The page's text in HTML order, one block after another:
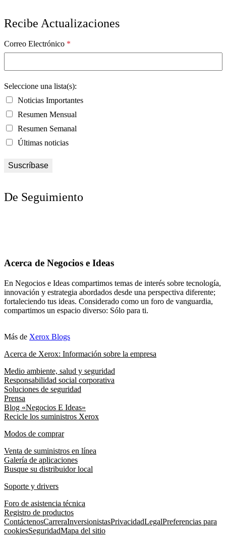
Recibe Actualizaciones
Correo Electrónico *
Seleccione una lista(s):
Noticias Importantes
Resumen Mensual
Resumen Semanal
Últimas noticias
De Seguimiento
Acerca de Negocios e Ideas
En Negocios e Ideas compartimos temas de interés sobre tecnología,
innovación y estrategia abordados desde una perspectiva diferente;
fortaleciendo tus ideas. Considerado como un foro de vanguardia,
compartimos un espacio diverso: Sólo para ti.
Más de Xerox Blogs
Acerca de Xerox: Información sobre la empresa
Medio ambiente, salud y seguridad
Responsabilidad social corporativa
Soluciones de seguridad
Prensa
Blog «Negocios E Ideas»
Recicle los suministros Xerox
Modos de comprar
Venta de suministros en línea
Galería de aplicaciones
Busque su distribuidor local
Soporte y drivers
Foro de asistencia técnica
Registro de productos
ContáctenosCarreraInversionistasPrivacidadLegalPreferencias para
cookiesSeguridadMapa del sitio